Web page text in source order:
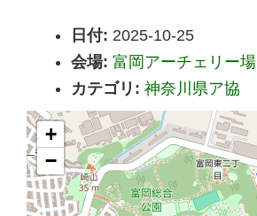
日付: 2025-10-25
会場: 富岡アーチェリー場
カテゴリ: 神奈川県ア協
+
−